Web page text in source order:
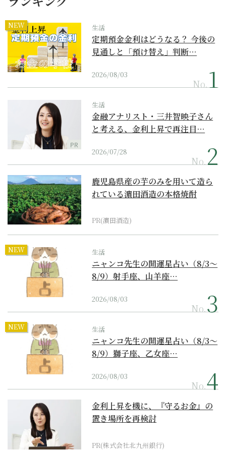
NEW 生活
定期預金金利はどうなる？ 今後の
見通しと「預け替え」判断…
2026/08/03
No.
PR
生活
金融アナリスト・三井智映子さん
と考える、金利上昇で再注目…
2026/07/28
No.
鹿児島県産の芋のみを用いて造ら
れている濵田酒造の本格焼酎
PR(濵田酒造)
NEW 生活
ニャンコ先生の開運星占い（8/3～
8/9）射手座、山羊座…
2026/08/03
No.
NEW 生活
ニャンコ先生の開運星占い（8/3～
8/9）獅子座、乙女座…
2026/08/03
No.
金利上昇を機に、『守るお金』の
置き場所を再検討
PR(株式会社北九州銀行)